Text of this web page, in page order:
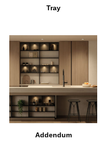
Tray
Addendum